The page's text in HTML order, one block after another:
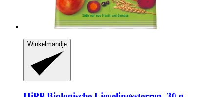
Winkelmandje